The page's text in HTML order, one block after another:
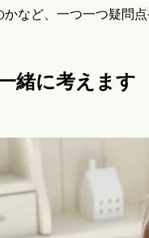
など、一つ一つ疑問
緒に考えます